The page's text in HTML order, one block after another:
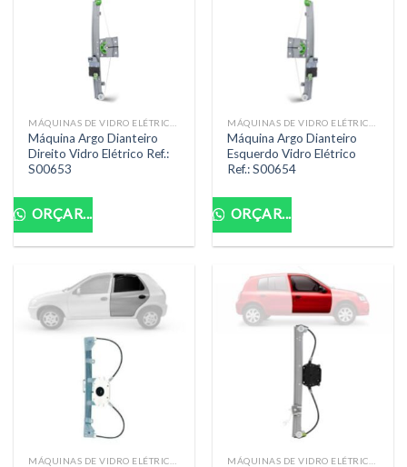
Máquina Argo Dianteiro
Direito Vidro Elétrico Ref.:
S00653
ORÇAR...
Máquina Argo Dianteiro
Esquerdo Vidro Elétrico
Ref.: S00654
ORÇAR...